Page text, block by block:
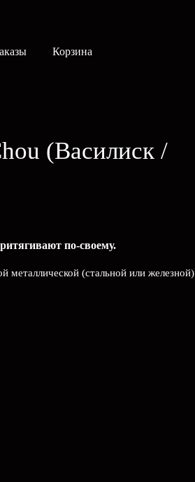
Корзина
(Василиск /
по-своему.
металлической (стальной или железной)